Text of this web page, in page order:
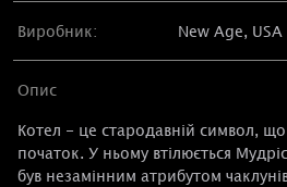
Виробник: New Age, USA
Опис
Котел - це стародавній символ, що
початок. У ньому втілюється
був незамінним атрибутом